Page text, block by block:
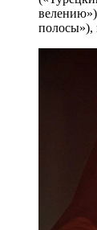
полосы»),